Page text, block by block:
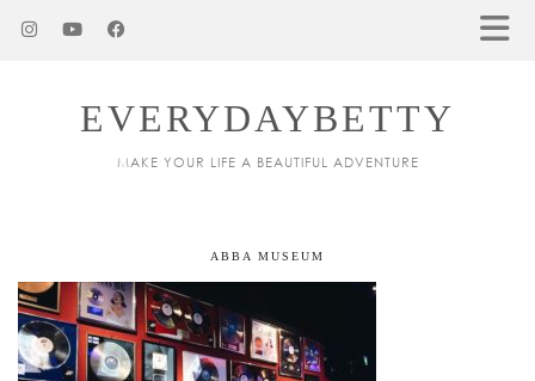
EVERYDAYBETTY
MAKE YOUR LIFE A BEAUTIFUL ADVENTURE
ABBA MUSEUM